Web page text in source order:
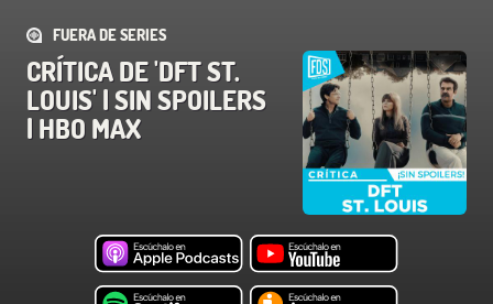
FUERA DE SERIES
CRÍTICA DE 'DFT ST.
LOUIS' | SIN SPOILERS
| HBO MAX